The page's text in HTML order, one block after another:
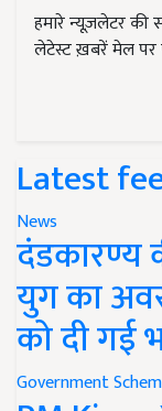
हमारे न्यूज़लेटर की
लेटेस्ट ख़बरें मेल पर
Latest
News
दंडकारण्य
युग का
को दी गई
Government